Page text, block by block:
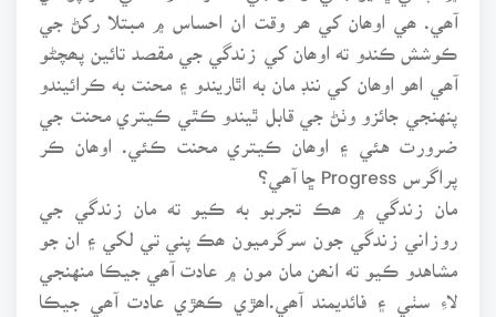
آھي. ھي اوھان کي ھر وقت ان احساس ۾ مبتلا رکڻ جي
ڪوشش ڪندو ته اوھان کي زندگي جي مقصد تائين پھچڻو
آھي اھو اوھان کي ننڊ مان به اٿاريندو ۽ محنت به ڪرائيندو
پنهنجي جائزو وٺڻ جي قابل ٿيندو ڪٿي ڪيتري محنت جي
ضرورت هئي ۽ اوھان ڪيتري محنت ڪئي. اوھان ڪر
پراگرس Progress ڇا آھي؟
مان زندگي ۾ ھڪ تجربو به ڪيو ته مان زندگي جي
روزاني زندگي جون سرگرميون ھڪ پني تي لکي ۽ ان جو
مشاهدو ڪيو ته انھن مان مون ۾ عادت آھي جيڪا منهنجي
لاءِ سٺي ۽ فائديمند آھي.اھڙي ڪھڙي عادت آھي جيڪا